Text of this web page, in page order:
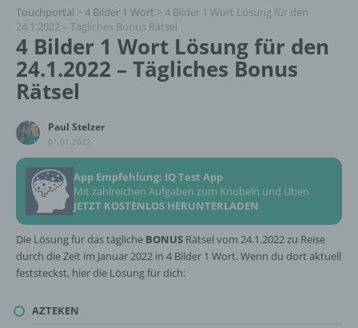
Touchportal > 4 Bilder 1 Wort > 4 Bilder 1 Wort Lösung für den
24.1.2022 – Tägliches Bonus Rätsel
4 Bilder 1 Wort Lösung für den
24.1.2022 – Tägliches Bonus
Rätsel
Paul Stelzer
01.01.2022
App Empfehlung: IQ Test App
Mit zahlreichen Aufgaben zum Knobeln und Üben
JETZT KOSTENLOS HERUNTERLADEN
Die Lösung für das tägliche BONUS Rätsel vom 24.1.2022 zu Reise
durch die Zeit im Januar 2022 in 4 Bilder 1 Wort. Wenn du dort aktuell
feststeckst, hier die Lösung für dich:
AZTEKEN